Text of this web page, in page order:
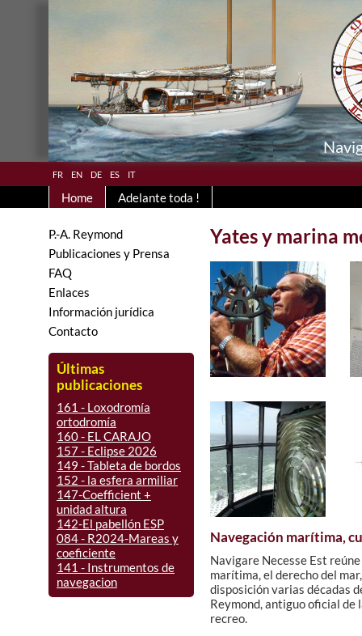
fr en de es
it
Home
Adelante toda !
P.-A. Reymond
Publicaciones y Prensa
FAQ
Enlaces
Información jurídica
Contacto
Últimas
publicaciones
161 - Loxodromía
ortodromía
160 - EL CARAJO
157 - Eclipse 2026
149 - Tableta de bordos
152 - la esfera armiliar
147-Coefficient +
unidad altura
142-El pabellón ESP
084 - R2024-Mareas y
coeficiente
141 - Instrumentos de
navegacion
Yates y marina
Navegación marítima,
Navigare Necesse Est
marítima, el derecho del
disposición varias décadas
Reymond, antiguo oficial
recreo.